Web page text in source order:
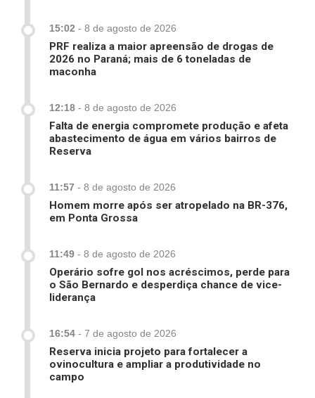
15:02 - 8 de agosto de 2026
PRF realiza a maior apreensão de drogas de
2026 no Paraná; mais de 6 toneladas de
maconha
12:18 - 8 de agosto de 2026
Falta de energia compromete produção e afeta
abastecimento de água em vários bairros de
Reserva
11:57 - 8 de agosto de 2026
Homem morre após ser atropelado na BR-376,
em Ponta Grossa
11:49 - 8 de agosto de 2026
Operário sofre gol nos acréscimos, perde para
o São Bernardo e desperdiça chance de vice-
liderança
16:54 - 7 de agosto de 2026
Reserva inicia projeto para fortalecer a
ovinocultura e ampliar a produtividade no
campo